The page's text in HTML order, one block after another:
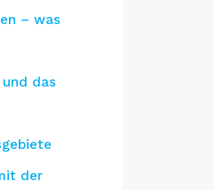
– was
das
der